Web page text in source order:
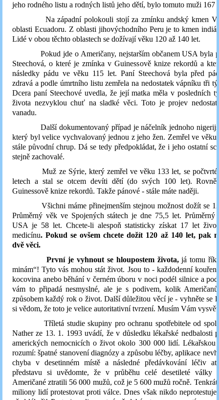
jeho rodného listu a rodných listů jeho dětí, bylo tomuto muži 167
Na západní polokouli stojí za zmínku andský kmen
oblasti Ecuadoru. Z oblasti jihovýchodního Peru je to kmen
Lidé v obou těchto oblastech se dožívají věku 120 až 140 let.
Pokud jde o Američany, nejstarším občanem USA byla
Steechová, o které je zmínka v Guinessově knize rekordů a
následky pádu ve věku 115 let. Paní Steechová byla před
zdravá a podle úmrtního listu zemřela na nedostatek vápníku tři
Dcera paní Steechové uvedla, že její matka měla v posledních
života nezvyklou chuť na sladké věci. Toto je projev
vanadu.
Další dokumentovaný případ je náčelník jednoho
který byl velice vychvalovaný jednou z jeho žen. Zemřel ve věku
stále původní chrup. Dá se tedy předpokládat, že i jeho ostatní
stejně zachovalé.
Muž ze Sýrie, který zemřel ve věku 133 let, se počtvrté
letech a stal se otcem devíti dětí (do svých 100 let).
Guinessově knize rekordů. Takže pánové - stále máte naději.
Všichni máme přinejmenším stejnou možnost dožít se
Průměrný věk ve Spojených státech je dne 75,5 let.
USA je 58 let. Chcete-li alespoň statisticky získat 17 let
medicínu. Pokud se ovšem chcete dožít 120 až 140 let, pak
dvě věci.
První je vyhnout se hloupostem života,já tomu
minám“! Tyto vás mohou stát život. Jsou to - každodenní
kocovina anebo běhání v černém úboru v noci podél silnice a
vám to připadá nesmyslné, ale je s podivem, kolik
způsobem každý rok o život. Další důležitou věcí je - vyhněte se
si vědom, že toto je velice autoritativní tvrzení. Musím Vám
Tříletá studie skupiny pro ochranu spotřebitele od
Nather ze 13. 1. 1993 uvádí, že v důsledku lékařské nedbalosti
amerických nemocnicích o život okolo 300 000 lidí. Lékařskou
rozumí: špatné stanovení diagnózy a způsobu léčby, aplikace
chyba v desetinném místě a následné předávkování léčiv
představu si uvědomte, že v průběhu celé desetileté války
Američané ztratili 56 000 mužů, což je 5 600 mužů ročně.
miliony lidí protestovat proti válce. Dnes však nikdo neprotestuje